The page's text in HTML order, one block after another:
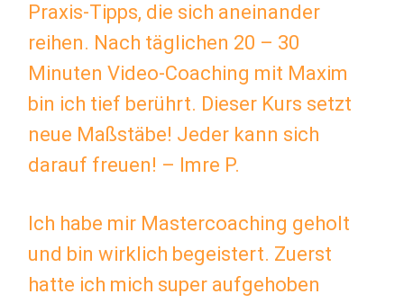
Praxis-Tipps, die sich aneinander
reihen. Nach täglichen 20 – 30
Minuten Video-Coaching mit Maxim
bin ich tief berührt. Dieser Kurs setzt
neue Maßstäbe! Jeder kann sich
darauf freuen! – Imre P.
Ich habe mir Mastercoaching geholt
und bin wirklich begeistert. Zuerst
hatte ich mich super aufgehoben